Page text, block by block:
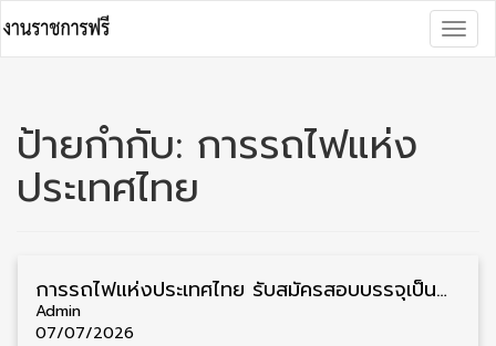
to
content
ป้ายกำกับ: การรถไฟแห่ง
ประเทศไทย
การรถไฟแห่งประเทศไทย รับสมัครสอบบรรจุเป็นพนักงาน วุฒิ ป.ตรี 3 อัตรา รับสมัคร 6 – 16 กรกฎาคม
Admin
07/07/2026